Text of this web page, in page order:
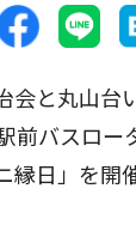
会と丸山台
前バスロー
日」を開